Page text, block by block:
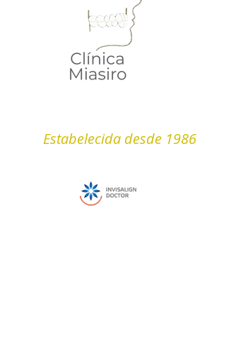
Estabelecida desde 1986